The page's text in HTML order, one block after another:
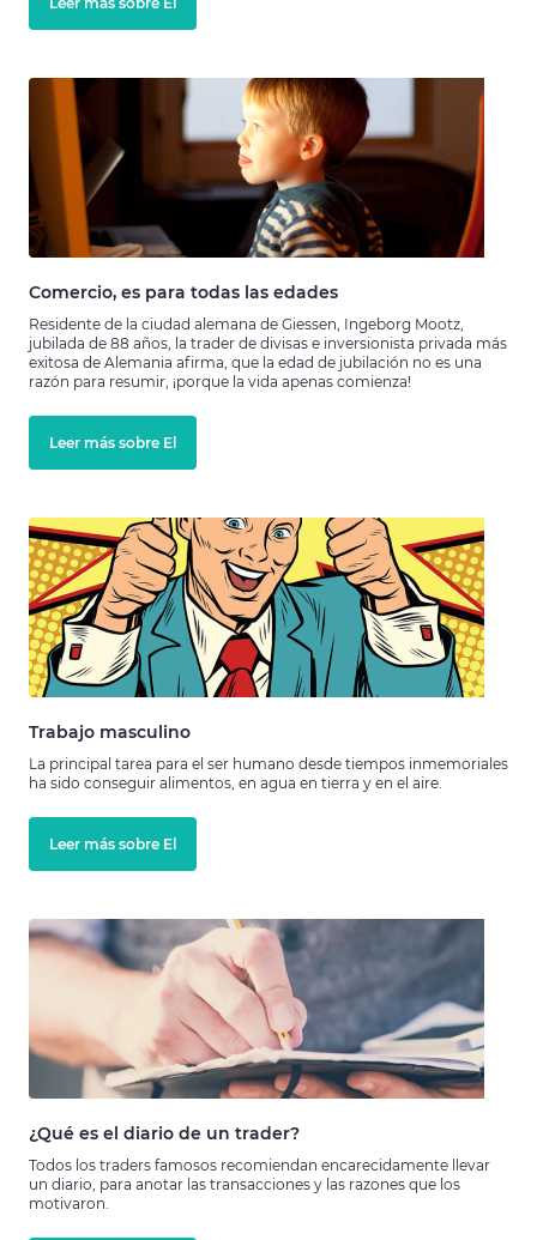
Comercio, es para todas las edades
Residente de la ciudad alemana de Giessen, Ingeborg Mootz,
jubilada de 88 años, la trader de divisas e inversionista privada más
exitosa de Alemania afirma, que la edad de jubilación no es una
razón para resumir, ¡porque la vida apenas comienza!
Leer más sobre El
Trabajo masculino
La principal tarea para el ser humano desde tiempos inmemoriales
ha sido conseguir alimentos, en agua en tierra y en el aire.
Leer más sobre El
¿Qué es el diario de un trader?
Todos los traders famosos recomiendan encarecidamente llevar
un diario, para anotar las transacciones y las razones que los
motivaron.